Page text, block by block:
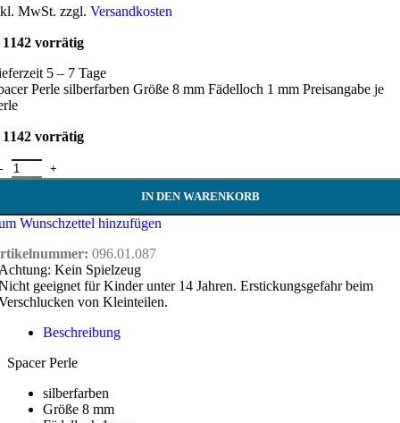
MwSt. zzgl. Versandkosten
1142 vorrätig
5 – 7 Tage
Perle silberfarben Größe 8 mm Fädelloch 1 mm Preisangabe je
1142 vorrätig
Rondell - 8 mm Menge
IN DEN WARENKORB
Wunschzettel hinzufügen
096.01.087
Kein Spielzeug
geeignet für Kinder unter 14 Jahren. Erstickungsgefahr beim
von Kleinteilen.
Beschreibung
Spacer Perle
silberfarben
Größe 8 mm